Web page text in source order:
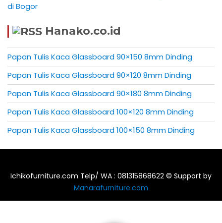
di Bogor
Hanako.co.id
Papan Tulis Kaca Glassboard 90×150 8mm Dinding
Papan Tulis Kaca Glassboard 90×120 8mm Dinding
Papan Tulis Kaca Glassboard 90×180 8mm Dinding
Papan Tulis Kaca Glassboard 100×120 8mm Dinding
Papan Tulis Kaca Glassboard 100×150 8mm Dinding
Ichikofurniture.com Telp/ WA : 081315868622 © Support by
Manarafurniture.com